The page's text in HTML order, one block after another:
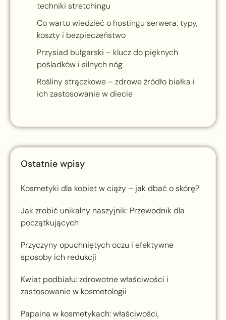
techniki stretchingu
Co warto wiedzieć o hostingu serwera: typy,
koszty i bezpieczeństwo
Przysiad bułgarski – klucz do pięknych
pośladków i silnych nóg
Rośliny strączkowe – zdrowe źródło białka i
ich zastosowanie w diecie
Ostatnie wpisy
Kosmetyki dla kobiet w ciąży – jak dbać o skórę?
Jak zrobić unikalny naszyjnik: Przewodnik dla
początkujących
Przyczyny opuchniętych oczu i efektywne
sposoby ich redukcji
Kwiat podbiału: zdrowotne właściwości i
zastosowanie w kosmetologii
Papaina w kosmetykach: właściwości,